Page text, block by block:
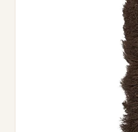
Öffnen Sie das Medium 0 im